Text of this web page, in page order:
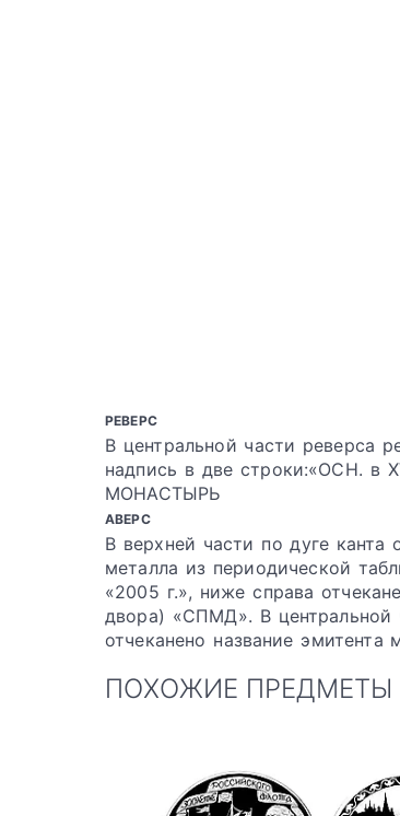
РЕВЕРС
В центральной части реверса
надпись в две строки:«ОСН.
МОНАСТЫРЬ
АВЕРС
В верхней части по дуге
металла из периодической
«2005 г.», ниже справа
двора) «СПМД». В центральной
отчеканено название
ПОХОЖИЕ ПРЕДМЕТЫ